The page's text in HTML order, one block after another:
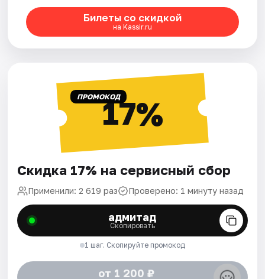
Билеты со скидкой
на Kassir.ru
ПРОМОКОД17%
Скидка 17% на сервисный сбор
Применили: 2 619 раз Проверено: 1 минуту назад
адмитад
Скопировать
1 шаг. Скопируйте промокод
от 1 200 ₽